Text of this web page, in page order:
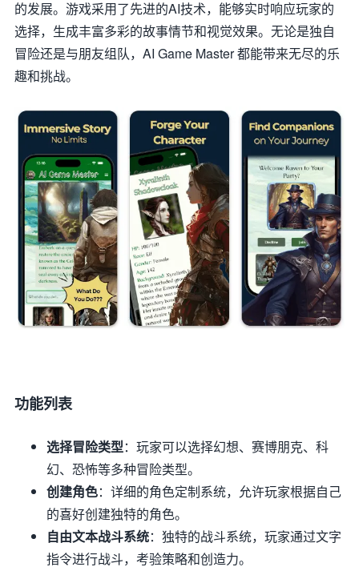
的发展。游戏采用了先进的AI技术，能够实时响应玩家的
选择，生成丰富多彩的故事情节和视觉效果。无论是独自
冒险还是与朋友组队，AI Game Master 都能带来无尽的乐
趣和挑战。
功能列表
选择冒险类型：玩家可以选择幻想、赛博朋克、科
幻、恐怖等多种冒险类型。
创建角色：详细的角色定制系统，允许玩家根据自己
的喜好创建独特的角色。
自由文本战斗系统：独特的战斗系统，玩家通过文字
指令进行战斗，考验策略和创造力。